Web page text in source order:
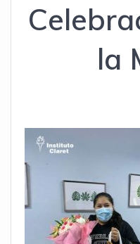
la